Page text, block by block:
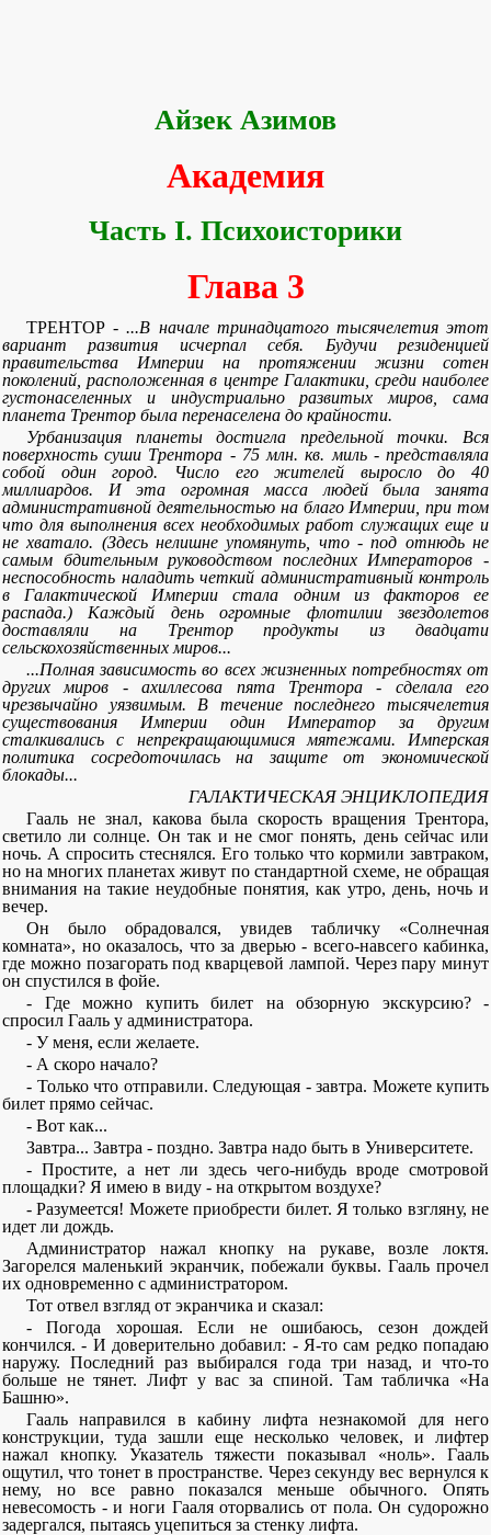
Айзек Азимов
Академия
Часть I. Психоисторики
Глава 3
ТРЕНТОР -...В начале тринадцатого тысячелетия этот
вариант развития исчерпал себя. Будучи резиденцией
правительства Империи на протяжении жизни сотен
поколений, расположенная в центре Галактики, среди наиболее
густонаселенных и индустриально развитых миров, сама
планета Трентор была перенаселена до крайности.
Урбанизация планеты достигла предельной точки. Вся
поверхность суши Трентора - 75 млн. кв. миль - представляла
собой один город. Число его жителей выросло до 40
миллиардов. И эта огромная масса людей была занята
административной деятельностью на благо Империи, при том
что для выполнения всех необходимых работ служащих еще и
не хватало. (Здесь нелишне упомянуть, что - под отнюдь не
самым бдительным руководством последних Императоров -
неспособность наладить четкий административный контроль
в Галактической Империи стала одним из факторов ее
распада.) Каждый день огромные флотилии звездолетов
доставляли на Трентор продукты из двадцати
сельскохозяйственных миров...
...Полная зависимость во всех жизненных потребностях от
других миров - ахиллесова пята Трентора - сделала его
чрезвычайно уязвимым. В течение последнего тысячелетия
существования Империи один Император за другим
сталкивались с непрекращающимися мятежами. Имперская
политика сосредоточилась на защите от экономической
блокады...
ГАЛАКТИЧЕСКАЯ ЭНЦИКЛОПЕДИЯ
Гааль не знал, какова была скорость вращения Трентора,
светило ли солнце. Он так и не смог понять, день сейчас или
ночь. А спросить стеснялся. Его только что кормили завтраком,
но на многих планетах живут по стандартной схеме, не обращая
внимания на такие неудобные понятия, как утро, день, ночь и
вечер.
Он было обрадовался, увидев табличку «Солнечная
комната», но оказалось, что за дверью - всего-навсего кабинка,
где можно позагорать под кварцевой лампой. Через пару минут
он спустился в фойе.
- Где можно купить билет на обзорную экскурсию? -
спросил Гааль у администратора.
- У меня, если желаете.
- А скоро начало?
- Только что отправили. Следующая - завтра. Можете купить
билет прямо сейчас.
- Вот как...
Завтра... Завтра - поздно. Завтра надо быть в Университете.
- Простите, а нет ли здесь чего-нибудь вроде смотровой
площадки? Я имею в виду - на открытом воздухе?
- Разумеется! Можете приобрести билет. Я только взгляну, не
идет ли дождь.
Администратор нажал кнопку на рукаве, возле локтя.
Загорелся маленький экранчик, побежали буквы. Гааль прочел
их одновременно с администратором.
Тот отвел взгляд от экранчика и сказал:
- Погода хорошая. Если не ошибаюсь, сезон дождей
кончился. - И доверительно добавил: - Я-то сам редко попадаю
наружу. Последний раз выбирался года три назад, и что-то
больше не тянет. Лифт у вас за спиной. Там табличка «На
Башню».
Гааль направился в кабину лифта незнакомой для него
конструкции, туда зашли еще несколько человек, и лифтер
нажал кнопку. Указатель тяжести показывал «ноль». Гааль
ощутил, что тонет в пространстве. Через секунду вес вернулся к
нему, но все равно показался меньше обычного. Опять
невесомость - и ноги Гааля оторвались от пола. Он судорожно
задергался, пытаясь уцепиться за стенку лифта.